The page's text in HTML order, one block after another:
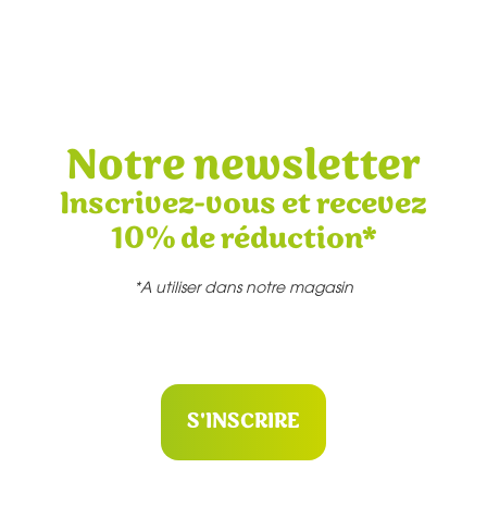
Notre newsletter
Inscrivez-vous et recevez
10% de réduction*
*A utiliser dans notre magasin
S'INSCRIRE